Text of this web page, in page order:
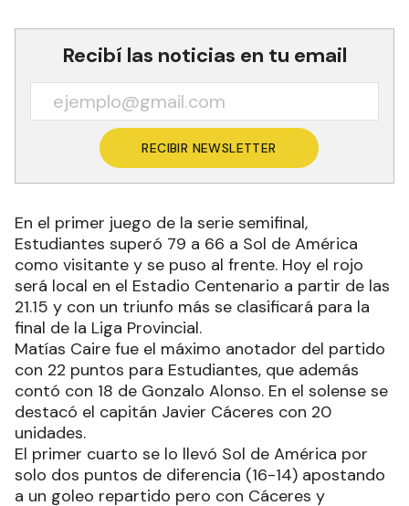
Recibí las noticias en tu email
RECIBIR NEWSLETTER
En el primer juego de la serie semifinal,
Estudiantes superó 79 a 66 a Sol de América
como visitante y se puso al frente. Hoy el rojo
será local en el Estadio Centenario a partir de las
21.15 y con un triunfo más se clasificará para la
final de la Liga Provincial.
Matías Caire fue el máximo anotador del partido
con 22 puntos para Estudiantes, que además
contó con 18 de Gonzalo Alonso. En el solense se
destacó el capitán Javier Cáceres con 20
unidades.
El primer cuarto se lo llevó Sol de América por
solo dos puntos de diferencia (16-14) apostando
a un goleo repartido pero con Cáceres y